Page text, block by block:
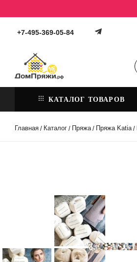
+7-495-369-05-84
КАТАЛОГ ТОВАРОВ
Главная / Каталог / Пряжа / Пряжа Katia /